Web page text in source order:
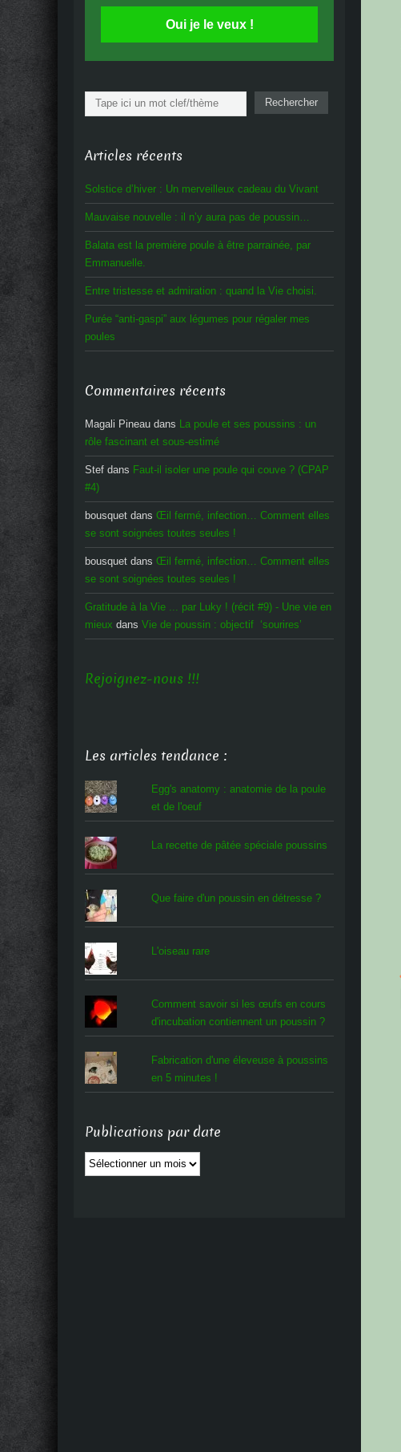
Oui je le veux !
Rechercher Rechercher
Articles récents
Solstice d’hiver : Un merveilleux cadeau du Vivant
Mauvaise nouvelle : il n’y aura pas de poussin…
Balata est la première poule à être parrainée, par
Emmanuelle.
Entre tristesse et admiration : quand la Vie choisi.
Purée “anti-gaspi” aux légumes pour régaler mes
poules
Commentaires récents
Magali Pineau dans La poule et ses poussins : un
rôle fascinant et sous-estimé
Stef dans Faut-il isoler une poule qui couve ? (CPAP
#4)
bousquet dans Œil fermé, infection… Comment elles
se sont soignées toutes seules !
bousquet dans Œil fermé, infection… Comment elles
se sont soignées toutes seules !
Gratitude à la Vie ... par Luky ! (récit #9) - Une vie en
mieux dans Vie de poussin : objectif ‘sourires’
Rejoignez-nous !!!
Les articles tendance :
Egg's anatomy : anatomie de la poule
et de l'oeuf
La recette de pâtée spéciale poussins
Que faire d'un poussin en détresse ?
L'oiseau rare
Comment savoir si les œufs en cours
d'incubation contiennent un poussin ?
Fabrication d'une éleveuse à poussins
en 5 minutes !
Publications par date
Publications
par